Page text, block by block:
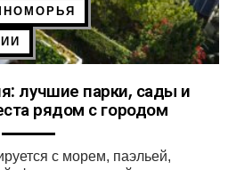
лучшие парки, сады и
рядом с городом
с морем, паэльей,